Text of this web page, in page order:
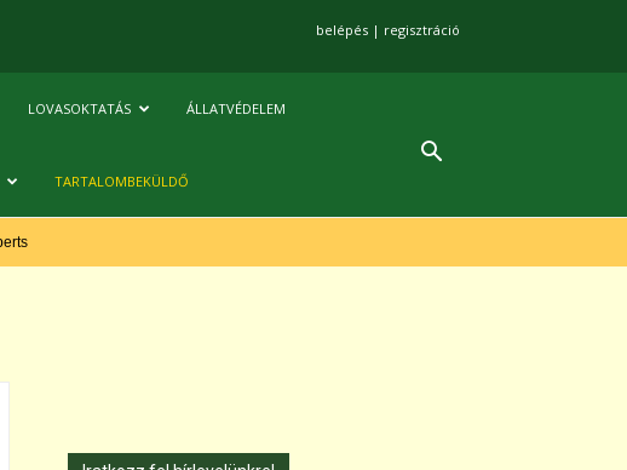
belépés | regisztráció
LOVASOKTATÁS ÁLLATVÉDELEM
TARTALOMBEKÜLDŐ